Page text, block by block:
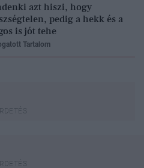
azt hiszi, hogy
pedig a hekk és a
is jót tehe
Tartalom